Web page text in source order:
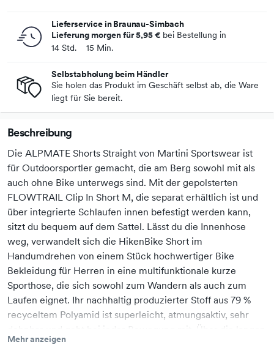
Lieferservice in Braunau-Simbach
Lieferung morgen für5,95 € bei Bestellung in
14 Std.
15 Min.
Selbstabholung beim Händler
Sie holen das Produkt im Geschäft selbst ab, die Ware
liegt für Sie bereit.
Beschreibung
Die ALPMATE Shorts Straight von Martini Sportswear ist
für Outdoorsportler gemacht, die am Berg sowohl mit als
auch ohne Bike unterwegs sind. Mit der gepolsterten
FLOWTRAIL Clip In Short M, die separat erhältlich ist und
über integrierte Schlaufen innen befestigt werden kann,
sitzt du bequem auf dem Sattel. Lässt du die Innenhose
weg, verwandelt sich die HikenBike Short im
Handumdrehen von einem Stück hochwertiger Bike
Bekleidung für Herren in eine multifunktionale kurze
Sporthose, die sich sowohl zum Wandern als auch zum
Laufen eignet. Ihr nachhaltig produzierter Stoff aus 79 %
recyceltem Polyamid ist superleicht, atmungsaktiv, sehr
dehnbar und geht bei jeder Bewegung mit. Über die langen
seitlichen Reißverschlüsse kannst du deine
Mehr anzeigen